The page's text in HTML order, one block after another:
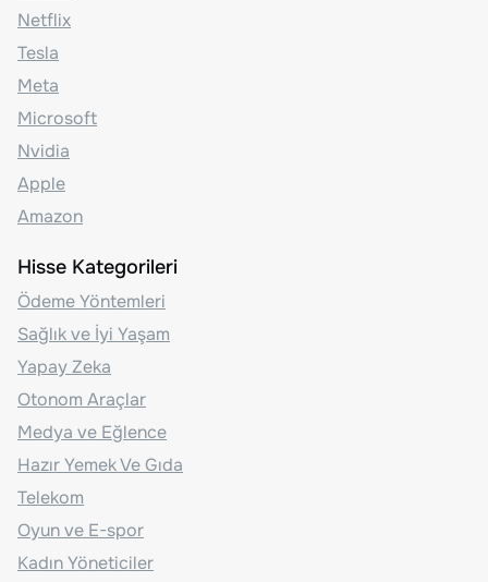
Netflix
Tesla
Meta
Microsoft
Nvidia
Apple
Amazon
Hisse Kategorileri
Ödeme Yöntemleri
Sağlık ve İyi Yaşam
Yapay Zeka
Otonom Araçlar
Medya ve Eğlence
Hazır Yemek Ve Gıda
Telekom
Oyun ve E-spor
Kadın Yöneticiler